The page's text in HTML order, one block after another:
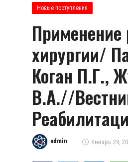
Главная
Архив журналов Узбекистана
Стратегический план развития
Контакты
Цифровые коллекции
Новые поступления
Применение
хирургии/
Коган П.Г.,
В.А.//
admin Январь 29,